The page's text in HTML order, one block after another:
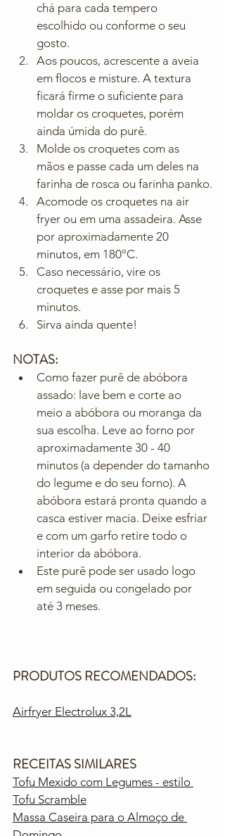
chá para cada tempero
escolhido ou conforme o seu
gosto.
Aos poucos, acrescente a aveia
em flocos e misture. A textura
ficará firme o suficiente para
moldar os croquetes, porém
ainda úmida do purê.
Molde os croquetes com as
mãos e passe cada um deles na
farinha de rosca ou farinha panko.
Acomode os croquetes na air
fryer ou em uma assadeira. Asse
por aproximadamente 20
minutos, em 180ºC.
Caso necessário, vire os
croquetes e asse por mais 5
minutos.
Sirva ainda quente!
NOTAS:
Como fazer purê de abóbora
assado: lave bem e corte ao
meio a abóbora ou moranga da
sua escolha. Leve ao forno por
aproximadamente 30 - 40
minutos (a depender do tamanho
do legume e do seu forno). A
abóbora estará pronta quando a
casca estiver macia. Deixe esfriar
e com um garfo retire todo o
interior da abóbora.
Este purê pode ser usado logo
em seguida ou congelado por
até 3 meses.
PRODUTOS RECOMENDADOS:
Airfryer Electrolux 3,2L
RECEITAS SIMILARES
Tofu Mexido com Legumes - estilo
Tofu Scramble
Massa Caseira para o Almoço de